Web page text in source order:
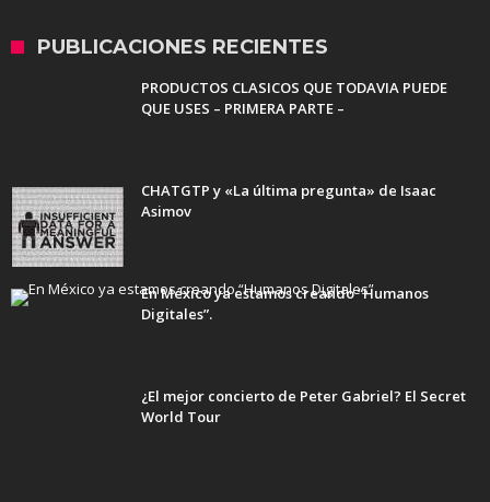
PUBLICACIONES RECIENTES
PRODUCTOS CLASICOS QUE TODAVIA PUEDE
QUE USES – PRIMERA PARTE –
CHATGTP y «La última pregunta» de Isaac
Asimov
En México ya estamos creando “Humanos
Digitales”.
¿El mejor concierto de Peter Gabriel? El Secret
World Tour